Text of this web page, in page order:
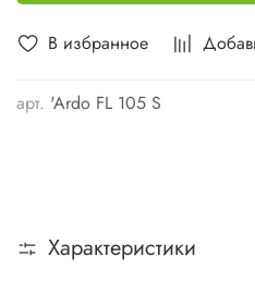
В избранное
арт. 'Ardo FL 105 S
Характеристики